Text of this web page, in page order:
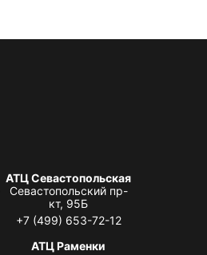
АТЦ Севастопольская
Севастопольский пр-
кт, 95Б
+7 (499) 653-72-12
АТЦ Раменки